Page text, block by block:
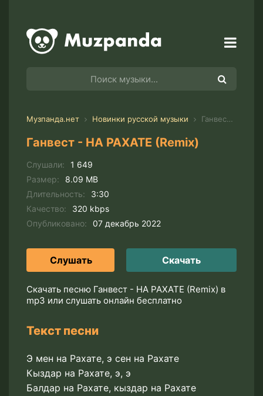
Музпанда.нет Новинки русской музыки Ганвест - НА РАХАТЕ (Remix)
Ганвест - НА РАХАТЕ (Remix)
Слушали:
1 649
Размер:
8.09 MB
Длительность:
3:30
Качество:
320 kbps
Опубликовано:
07 декабрь 2022
Слушать Скачать
Скачать песню Ганвест - НА РАХАТЕ (Remix) в
mp3 или слушать онлайн бесплатно
Текст песни
Э мен на Рахате, э сен на Рахате
Кыздар на Рахате, э, э
Балдар на Рахате, кыздар на Рахате